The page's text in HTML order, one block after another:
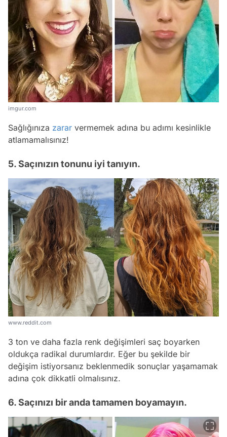
imgur.com
Sağlığınıza zarar vermemek adına bu adımı kesinlikle
atlamamalısınız!
5. Saçınızın tonunu iyi tanıyın.
www.reddit.com
3 ton ve daha fazla renk değişimleri saç boyarken
oldukça radikal durumlardır. Eğer bu şekilde bir
değişim istiyorsanız beklenmedik sonuçlar yaşamamak
adına çok dikkatli olmalısınız.
6. Saçınızı bir anda tamamen boyamayın.